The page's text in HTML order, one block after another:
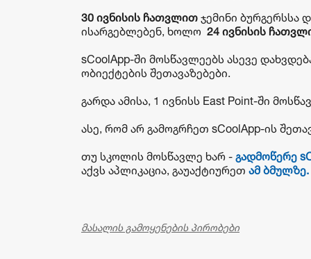
30 ივნისის ჩათვლით ჯემინი ბურგერსსა
ისარგებლებენ, ხოლო 24 ივნისის
sCoolApp-ში მოსწავლეებს ასევე
ობიექტების შეთავაზებები.
გარდა ამისა, 1 ივნისს East Point-ში
ასე, რომ არ გამოგრჩეთ sCoolApp-ის
თუ სკოლის მოსწავლე ხარ - გადმოწერე
აქვს აპლიკაცია, გაუაქტიურეთ ამ ბმულზე.
მასალის გამოყენების პირობები